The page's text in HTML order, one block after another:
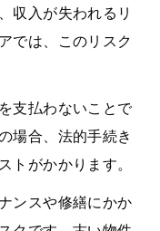
収入が失われるリ
では、このリスク
支払わないことで
場合、法的手続き
トがかかります。
ンスや修繕にかか